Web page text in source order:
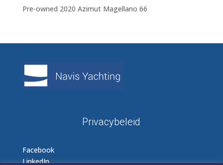
Pre-owned 2020 Azimut Magellano 66
Privacybeleid
Facebook
LinkedIn